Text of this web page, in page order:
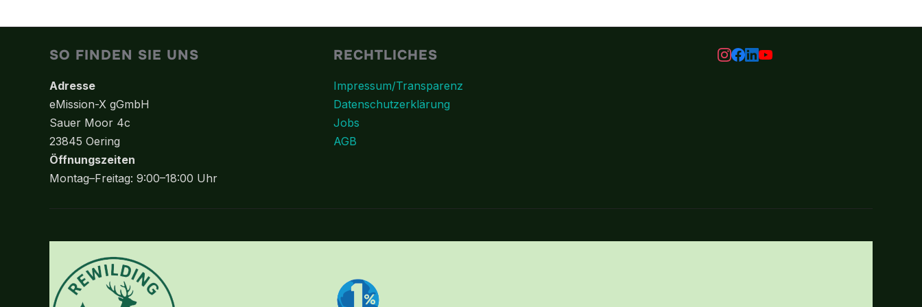
SO FINDEN SIE UNS
Adresse
eMission-X gGmbH
Sauer Moor 4c
23845 Oering
Öffnungszeiten
Montag–Freitag: 9:00–18:00 Uhr
RECHTLICHES
Impressum/Transparenz
Datenschutzerklärung
Jobs
AGB